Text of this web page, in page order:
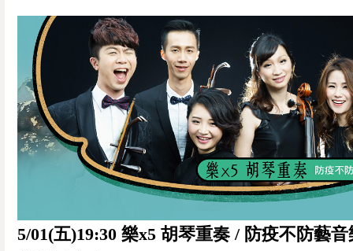
5/01(五)19:30 樂x5 胡琴重奏 / 防疫不防藝音